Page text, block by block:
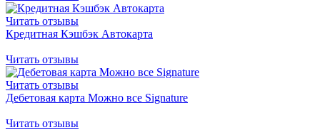
Читать отзывы
Кредитная Кэшбэк Автокарта
Читать отзывы
Читать отзывы
Дебетовая карта Можно все Signature
Читать отзывы